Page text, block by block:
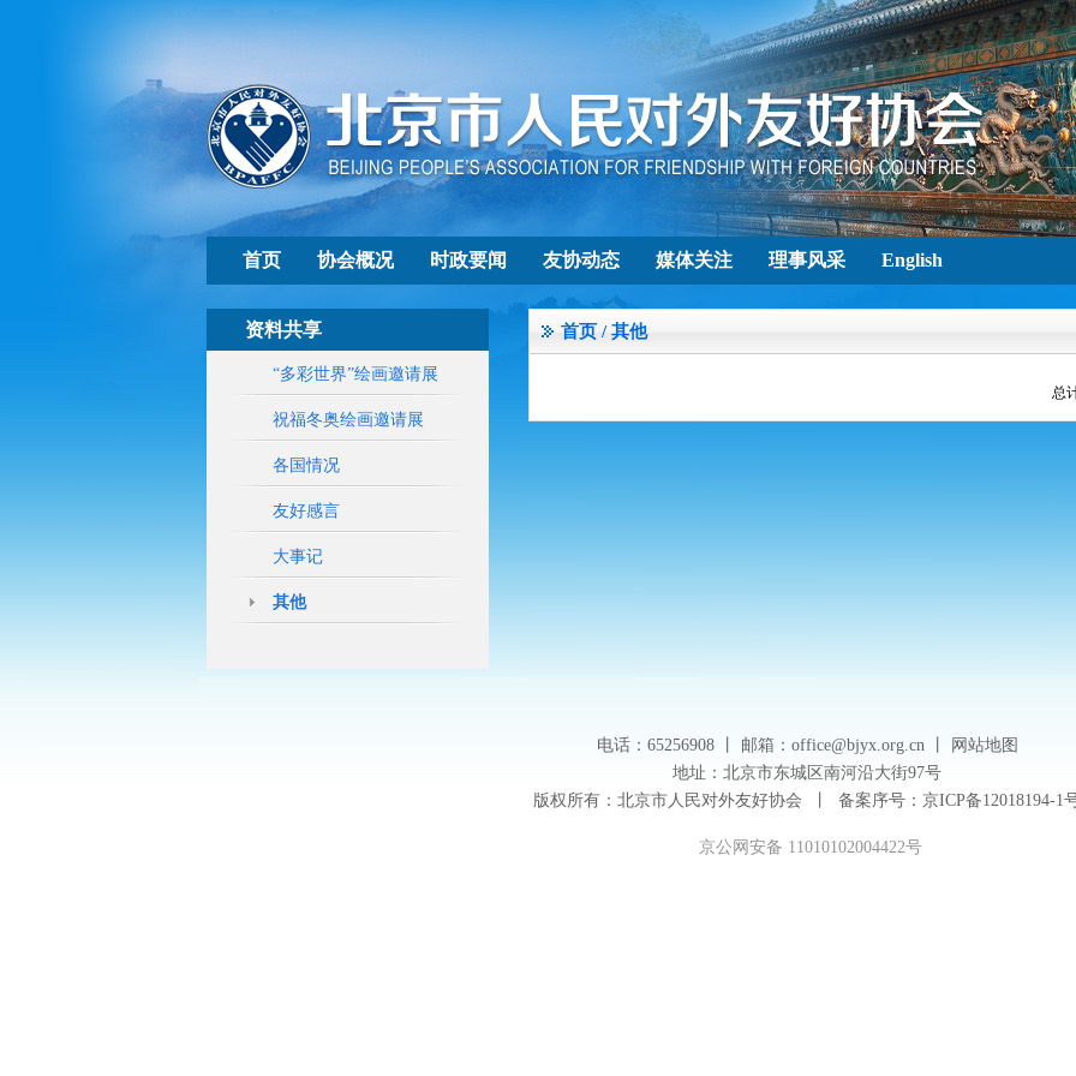
首页 协会概况 时政要闻 友协动态 媒体关注 理事风采 English
资料共享
“多彩世界”绘画邀请展
祝福冬奥绘画邀请展
各国情况
友好感言
大事记
其他
首页 /其他
总
电话：65256908丨 邮箱：office@bjyx.org.cn丨
网站地图
地址：北京市东城区南河沿大街97号
版权所有：北京市人民对外友好协会 丨 备案序号： 京ICP备12018194-1
京公网安备 11010102004422号